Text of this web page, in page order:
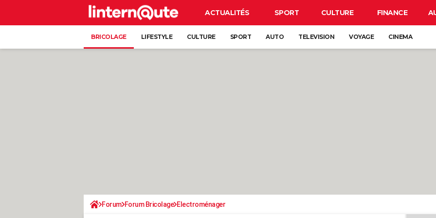
ACTUALITÉS SPORT CULTURE FINANCE
BRICOLAGE LIFESTYLE CULTURE SPORT AUTO TELEVISION VOYAGE CINEMA
Forum Forum Bricolage Electroménager